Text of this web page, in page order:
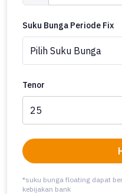
Suku Bunga Periode Fix
Tenor
*suku bunga floating dapat
kebijakan bank